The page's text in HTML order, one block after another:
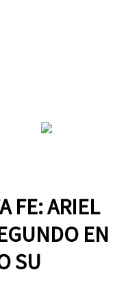
FE: ARIEL
EN
SU